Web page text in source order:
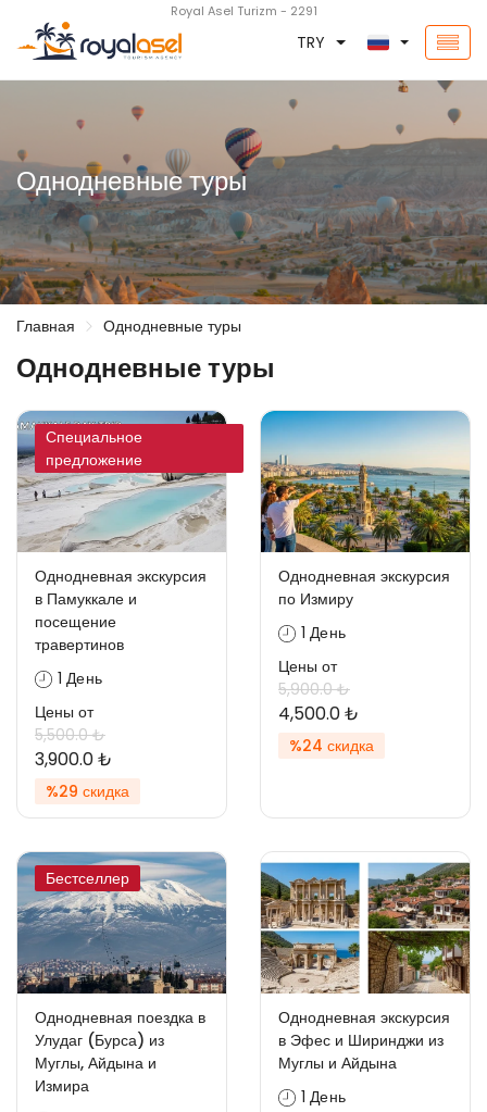
Royal Asel Turizm - 2291
TRY
Однодневные туры
Главная Однодневные туры
Однодневные туры
Специальное
предложение
Однодневная экскурсия
в Памуккале и
посещение
травертинов
1 День
Цены от
5,500.0 ₺
3,900.0 ₺
%29 скидка
Однодневная экскурсия
по Измиру
1 День
Цены от
5,900.0 ₺
4,500.0 ₺
%24 скидка
Бестселлер
Однодневная поездка в
Улудаг (Бурса) из
Муглы, Айдына и
Измира
Однодневная экскурсия
в Эфес и Ширинджи из
Муглы и Айдына
1 День